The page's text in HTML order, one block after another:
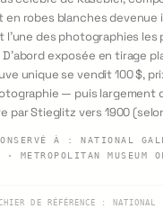
robes blanches devenue
l'une des photographies les
D'abord exposée en tirage
unique se vendit 100 $,
— puis largement
par Stieglitz vers 1900
À : NATIONAL
· METROPOLITAN MUSEUM
DE RÉFÉRENCE :
NATIONAL